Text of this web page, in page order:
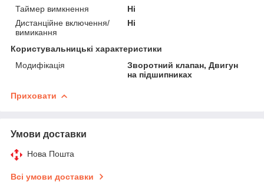
Таймер вимкнення
Ні
Дистанційне включення/
вимикання
Ні
Користувальницькі характеристики
Модифікація
Зворотний клапан, Двигун
на підшипниках
Приховати
Умови доставки
Нова Пошта
Всі умови доставки